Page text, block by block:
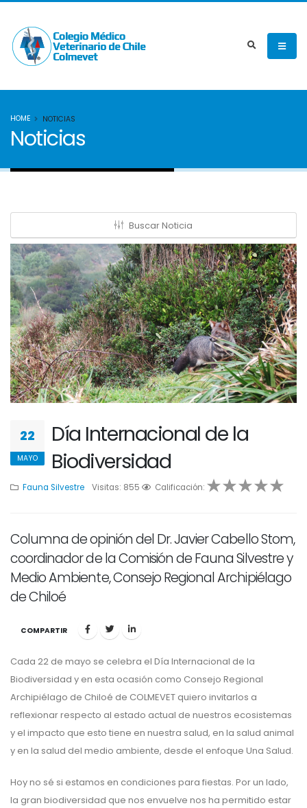
HOME NOTICIAS
Noticias
Buscar Noticia
22
MAYO
Día Internacional de la
Biodiversidad
Fauna Silvestre Visitas: 855 Calificación:
1 2 3 4 5
Columna de opinión del Dr. Javier Cabello Stom,
coordinador de la Comisión de Fauna Silvestre y
Medio Ambiente, Consejo Regional Archipiélago
de Chiloé
COMPARTIR
Cada 22 de mayo se celebra el Día Internacional de la
Biodiversidad y en esta ocasión como Consejo Regional
Archipiélago de Chiloé de COLMEVET quiero invitarlos a
reflexionar respecto al estado actual de nuestros ecosistemas
y el impacto que esto tiene en nuestra salud, en la salud animal
y en la salud del medio ambiente, desde el enfoque Una Salud.
Hoy no sé si estamos en condiciones para fiestas. Por un lado,
la gran biodiversidad que nos envuelve nos ha permitido estar